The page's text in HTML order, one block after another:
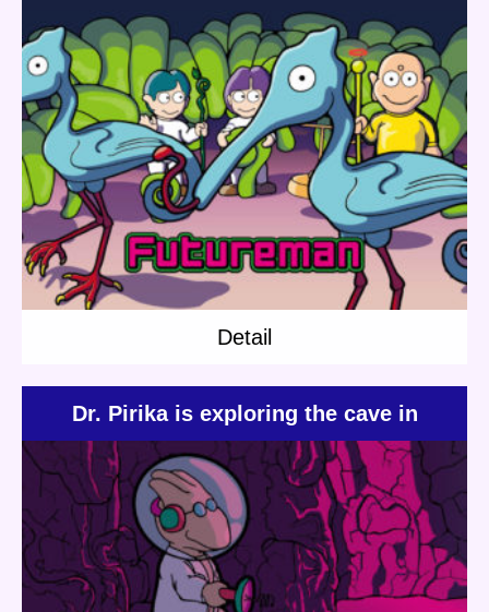
Update:2019.01.25
Category:Jenny Jones Others Short story Planet Travel
Detail
Detail
Dr. Pirika is exploring the cave in
search of Burnxite
Update:2018.09.25
Category:Dr.Pirica Zee Short story Planet Travel